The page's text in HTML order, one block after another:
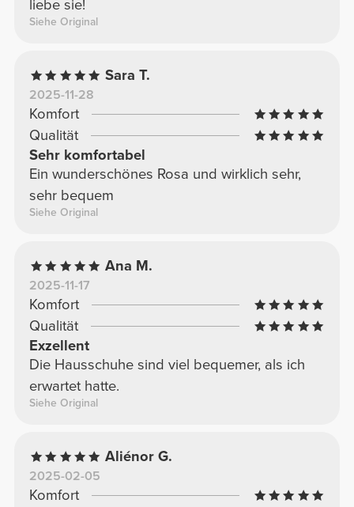
liebe sie!
Siehe Original
Sara T.
2025-11-28
Komfort
Qualität
Sehr komfortabel
Ein wunderschönes Rosa und wirklich sehr,
sehr bequem
Siehe Original
Ana M.
2025-11-17
Komfort
Qualität
Exzellent
Die Hausschuhe sind viel bequemer, als ich
erwartet hatte.
Siehe Original
Aliénor G.
2025-02-05
Komfort